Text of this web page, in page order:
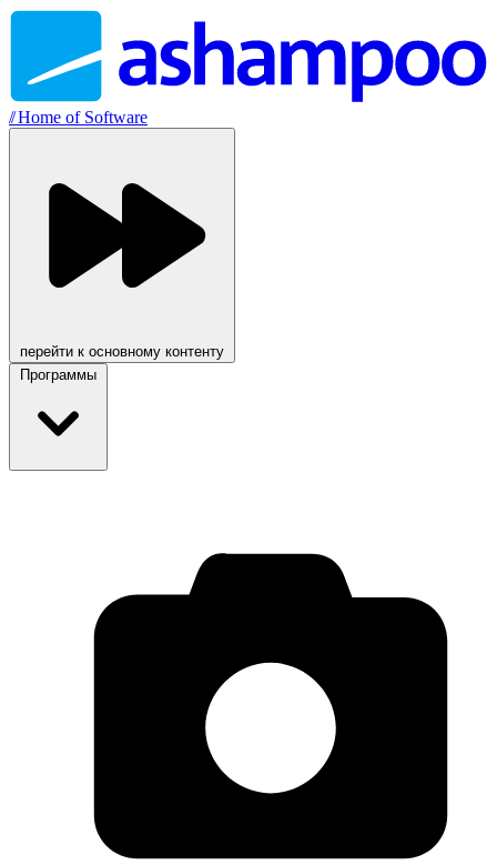
//Home of Software
перейти к основному контенту
Программы